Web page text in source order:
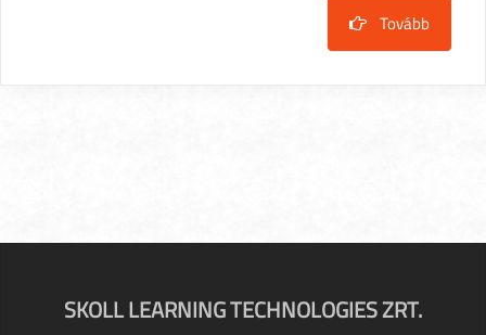
Tovább
SKOLL LEARNING TECHNOLOGIES ZRT.